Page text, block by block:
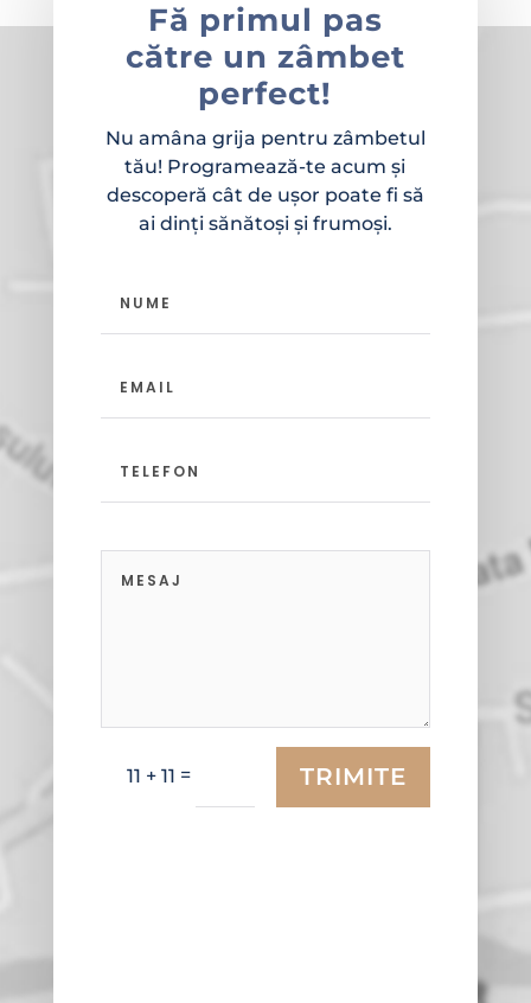
Fă primul pas
către un zâmbet
perfect!
Nu amâna grija pentru zâmbetul
tău! Programează-te acum și
descoperă cât de ușor poate fi să
ai dinți sănătoși și frumoși.
11 + 11 = TRIMITE